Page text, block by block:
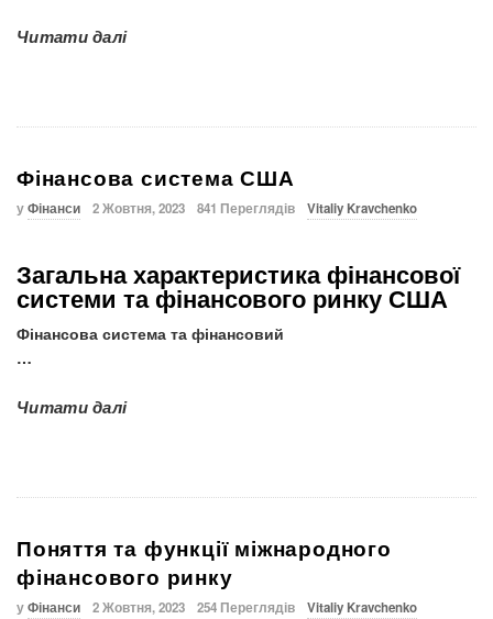
Читати далі
Фінансова система США
уФінанси 2 Жовтня, 2023 841 Переглядів Vitaliy Kravchenko
Загальна характеристика фінансової
системи та фінансового ринку США
Фінансова система та фінансовий
…
Читати далі
Поняття та функції міжнародного
фінансового ринку
уФінанси 2 Жовтня, 2023 254 Переглядів Vitaliy Kravchenko